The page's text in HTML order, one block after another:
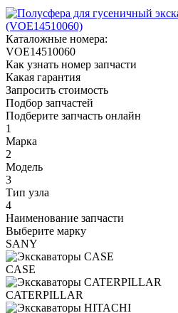
Каталожные номера:
VOE14510060
Как узнать номер запчасти
Какая гарантия
Запросить стоимость
Подбор запчастей
Подберите запчасть онлайн
1
Марка
2
Модель
3
Тип узла
4
Наименование запчасти
Выберите марку
SANY
CASE
CATERPILLAR